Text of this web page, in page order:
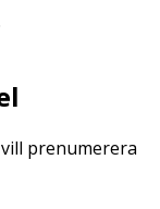
prenumerera